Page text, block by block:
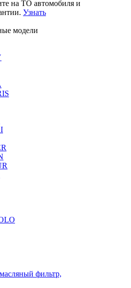
на ТО автомобиля и
Узнать
модели
фильтр,